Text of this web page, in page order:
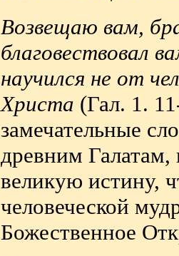
Возвещаю вам,
благовествовал
научился не от
Христа (Гал. 1.
замечательные
древним Галатам,
великую истину,
человеческой
Божественное